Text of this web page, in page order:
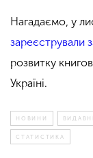
Нагадаємо, у
зареєстрували
розвитку
Україні.
НОВИНИ
СТАТИСТИКА